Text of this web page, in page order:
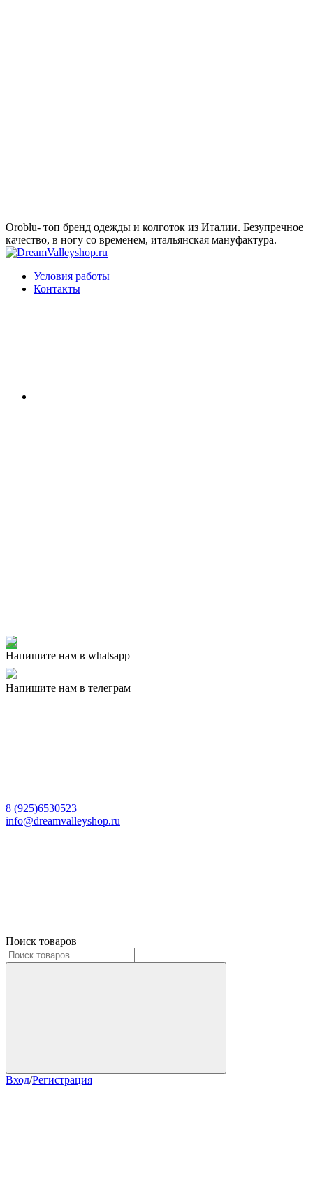
Oroblu- топ бренд одежды и колготок из Италии. Безупречное
качество, в ногу со временем, итальянская мануфактура.
Условия работы
Контакты
Напишите нам в whatsapp
Напишите нам в телеграм
8 (925)6530523
info@dreamvalleyshop.ru
Поиск товаров
Вход/Регистрация